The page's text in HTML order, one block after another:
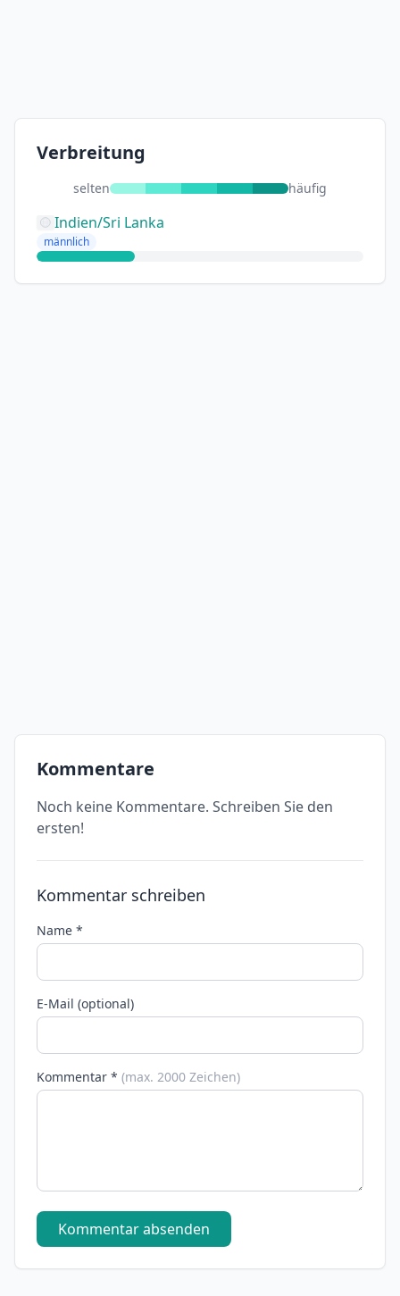
Verbreitung
selten häufig
Indien/Sri Lanka
männlich
Kommentare
Noch keine Kommentare. Schreiben Sie den
ersten!
Kommentar schreiben
Name *
E-Mail (optional)
Kommentar * (max. 2000 Zeichen)
Kommentar absenden